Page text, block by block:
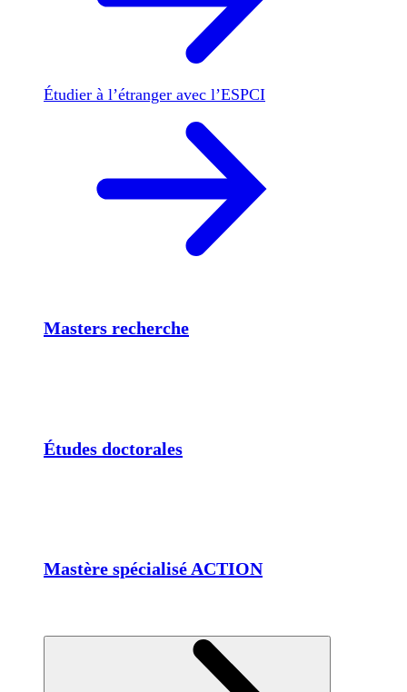
Étudier à l’étranger avec l’ESPCI
Masters recherche
Études doctorales
Mastère spécialisé ACTION